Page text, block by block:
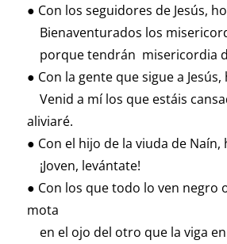
● Con los seguidores de Jesús,
Bienaventurados los
porque tendrán misericordia
● Con la gente que sigue a
Venid a mí los que estáis
aliviaré.
● Con el hijo de la viuda de Naín,
¡Joven, levántate!
● Con los que todo lo ven negro
mota
en el ojo del otro que la viga